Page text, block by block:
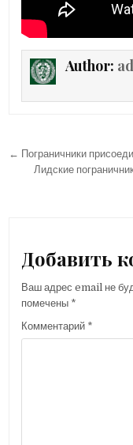
Author:
Навигация
по
← Пограничники
Лидские
Добавить
Ваш адрес email не
помечены *
Комментарий *